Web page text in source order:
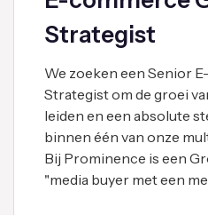
Strategist
We zoeken een Senior
Strategist om de groei
leiden en een absolute
binnen één van onze
Bij Prominence is een
"media buyer met een